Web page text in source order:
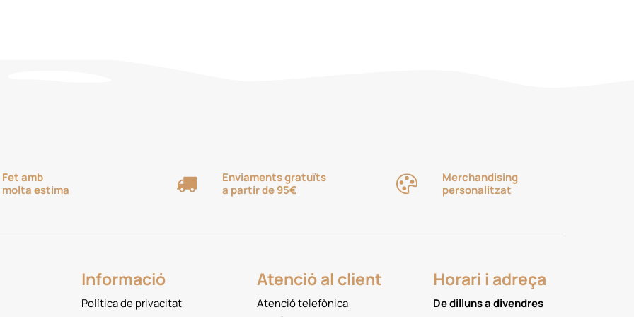
Fet amb
molta estima
Enviaments gratuïts
a partir de 95€
Merchandising
personalitzat
Informació
Política de privacitat
Atenció al client
Atenció telefònica
Horari i adreça
De dilluns a divendres